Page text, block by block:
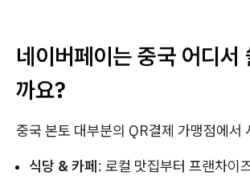
네이버페이는 중국 어디서
까요?
중국 본토 대부분의 QR결제 가맹점에서
식당 & 카페: 로컬 맛집부터 프랜차이